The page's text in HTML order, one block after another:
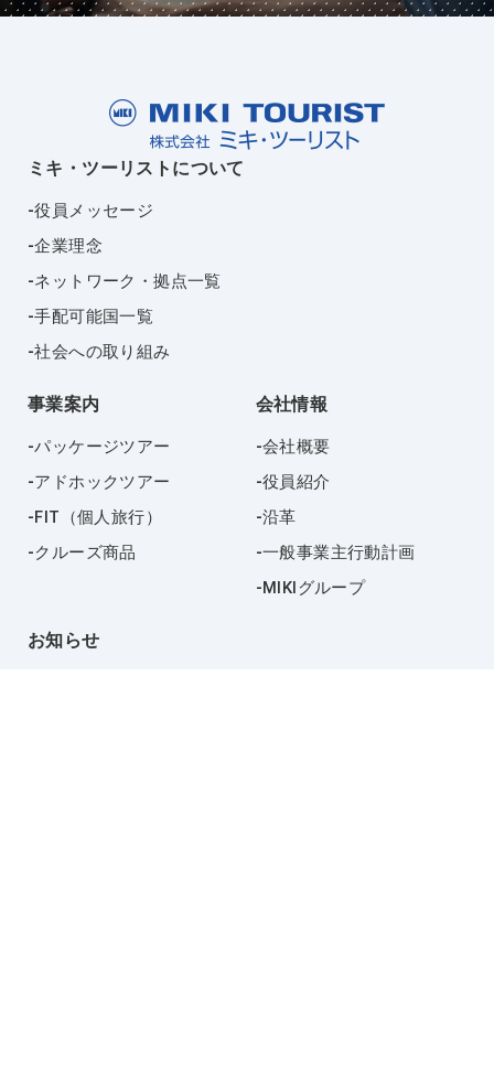
ミキ・ツーリストについて
役員メッセージ
企業理念
ネットワーク・拠点一覧
手配可能国一覧
社会への取り組み
事業案内
パッケージツアー
アドホックツアー
FIT（個人旅行）
クルーズ商品
会社情報
会社概要
役員紹介
沿革
一般事業主行動計画
MIKIグループ
お知らせ